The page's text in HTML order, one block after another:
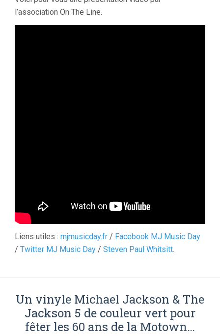
l’association On The Line.
Liens utiles : mjmusicday.fr / Facebook MJ Music Day
/ Twitter MJ Music Day / Steven Paul Whitsitt.
Un vinyle Michael Jackson & The
Jackson 5 de couleur vert pour
fêter les 60 ans de la Motown…